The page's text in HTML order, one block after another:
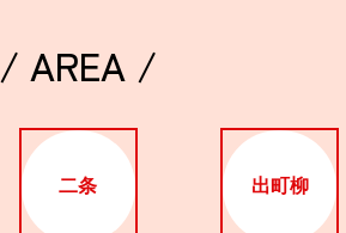
/ AREA /
二条 出町柳